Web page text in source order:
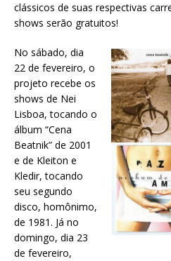
clássicos de suas respectivas
shows serão gratuitos!
No sábado, dia
22 de fevereiro, o
projeto recebe os
shows de Nei
Lisboa, tocando o
álbum “Cena
Beatnik” de 2001
e de Kleiton e
Kledir, tocando
seu segundo
disco, homônimo,
de 1981. Já no
domingo, dia 23
de fevereiro,